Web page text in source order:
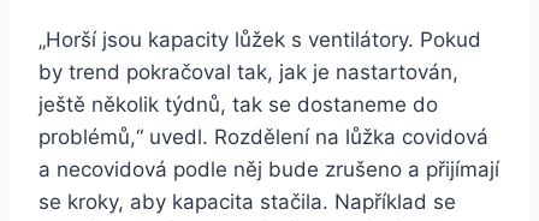
„Horší jsou kapacity lůžek s ventilátory. Pokud
by trend pokračoval tak, jak je nastartován,
ještě několik týdnů, tak se dostaneme do
problémů,“ uvedl. Rozdělení na lůžka covidová
a necovidová podle něj bude zrušeno a přijímají
se kroky, aby kapacita stačila. Například se